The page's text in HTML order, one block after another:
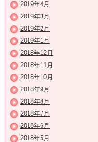
2019年4月
2019年3月
2019年2月
2019年1月
2018年12月
2018年11月
2018年10月
2018年9月
2018年8月
2018年7月
2018年6月
2018年5月